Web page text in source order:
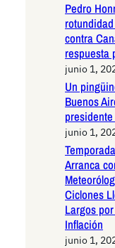
Pedro
contra
respuesta
junio 1,
Un
Buenos
junio 1,
Arranca
Ciclones
Largos
Inflación
junio 1,